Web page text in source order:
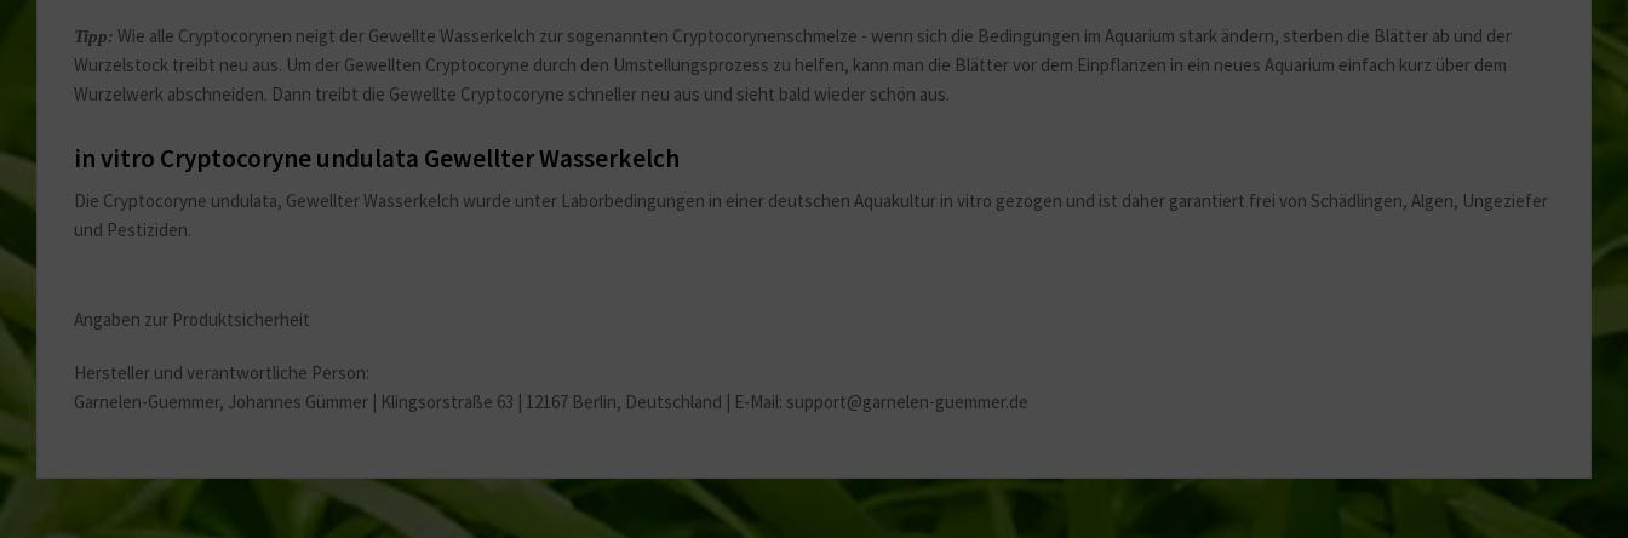
Tipp: Wie alle Cryptocorynen neigt der Gewellte Wasserkelch zur sogenannten Cryptocorynenschmelze - wenn sich die Bedingungen im Aquarium stark ändern, sterben die Blätter ab und der
Wurzelstock treibt neu aus. Um der Gewellten Cryptocoryne durch den Umstellungsprozess zu helfen, kann man die Blätter vor dem Einpflanzen in ein neues Aquarium einfach kurz über dem
Wurzelwerk abschneiden. Dann treibt die Gewellte Cryptocoryne schneller neu aus und sieht bald wieder schön aus.
in vitro Cryptocoryne undulata Gewellter Wasserkelch
Die Cryptocoryne undulata, Gewellter Wasserkelch wurde unter Laborbedingungen in einer deutschen Aquakultur in vitro gezogen und ist daher garantiert frei von Schädlingen, Algen, Ungeziefer
und Pestiziden.
Angaben zur Produktsicherheit
Hersteller und verantwortliche Person:
Garnelen-Guemmer, Johannes Gümmer | Klingsorstraße 63 | 12167 Berlin, Deutschland | E-Mail: support@garnelen-guemmer.de